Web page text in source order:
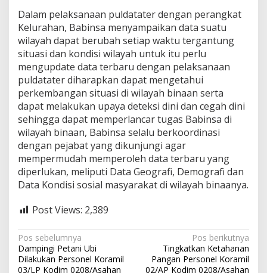
P
u
l
D
a
t
a
T
e
r
Dalam pelaksanaan puldatater dengan perangkat
Kelurahan, Babinsa menyampaikan data suatu
wilayah dapat berubah setiap waktu tergantung
situasi dan kondisi wilayah untuk itu perlu
mengupdate data terbaru dengan pelaksanaan
puldatater diharapkan dapat mengetahui
perkembangan situasi di wilayah binaan serta
dapat melakukan upaya deteksi dini dan cegah dini
sehingga dapat memperlancar tugas Babinsa di
wilayah binaan, Babinsa selalu berkoordinasi
dengan pejabat yang dikunjungi agar
mempermudah memperoleh data terbaru yang
diperlukan, meliputi Data Geografi, Demografi dan
Data Kondisi sosial masyarakat di wilayah binaanya.
Post Views: 2,389
N
a
Pos sebelumnya
Dampingi Petani Ubi
Dilakukan Personel Koramil
03/LP Kodim 0208/Asahan
Pos berikutnya
Tingkatkan Ketahanan
Pangan Personel Koramil
02/AP Kodim 0208/Asahan